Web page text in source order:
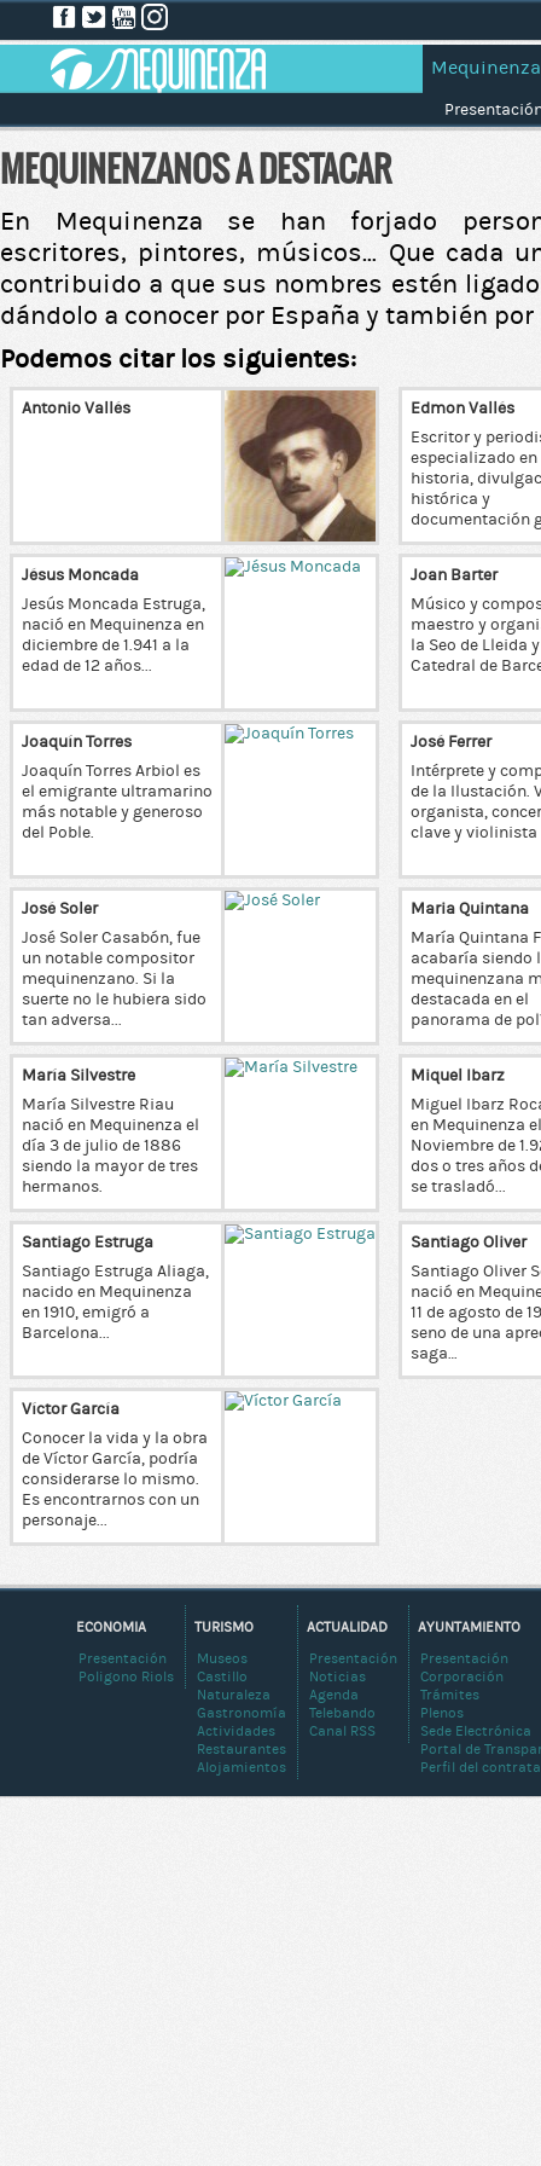
Mequinenza
MEQUINENZANOS A DESTACAR
En Mequinenza se han forjado
escritores, pintores, músicos… Que cada
contribuido a que sus nombres estén
dándolo a conocer por España y también
Podemos citar los siguientes:
Antonio Vallés
Edmon Vallés
Escritor y
especializado en
historia,
histórica y
documentación
Jésus Moncada
Jesús Moncada Estruga,
nació en Mequinenza en
diciembre de 1.941 a la
edad de 12 años...
Joan Barter
Músico y
maestro y
la Seo de Lleida
Catedral de
Joaquín Torres
Joaquín Torres Arbiol es
el emigrante ultramarino
más notable y generoso
del Poble.
José Ferrer
Intérprete y
de la Ilustación.
organista,
clave y violinista
José Soler
José Soler Casabón, fue
un notable compositor
mequinenzano. Si la
suerte no le hubiera sido
tan adversa...
Maria Quintana
María Quintana
acabaría siendo
mequinenzana
destacada en el
panorama de
María Silvestre
María Silvestre Riau
nació en Mequinenza el
día 3 de julio de 1886
siendo la mayor de tres
hermanos.
Miquel Ibarz
Miguel Ibarz
en Mequinenza
Noviembre de
dos o tres años
se trasladó...
Santiago Estruga
Santiago Estruga Aliaga,
nacido en Mequinenza
en 1910, emigró a
Barcelona...
Santiago Oliver
Santiago Oliver
nació en
11 de agosto de
seno de una
saga…
Víctor García
Conocer la vida y la obra
de Víctor García, podría
considerarse lo mismo.
Es encontrarnos con un
personaje...
AYUNTAMIENTO
Presentación
Corporación
Trámites
Plenos
Sede Electrónica
Portal de
Perfil del
ACTUALIDAD
Presentación
Noticias
Agenda
Telebando
Canal RSS
TURISMO
Museos
Castillo
Naturaleza
Gastronomía
Actividades
Restaurantes
Alojamientos
ECONOMIA
Presentación
Poligono Riols